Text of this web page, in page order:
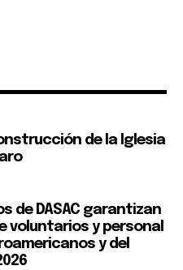
de la Iglesia
de DASAC garantizan
voluntarios y personal
y del